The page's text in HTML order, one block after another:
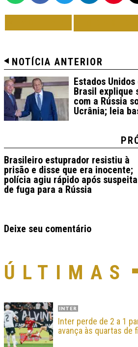
NOTÍCIA ANTERIOR
Estados
Brasil explique
com a Rússia
Ucrânia; leia
Brasileiro estuprador resistiu à
prisão e disse que era inocente;
polícia agiu rápido após suspeita
de fuga para a Rússia
Deixe seu comentário
ÚLTIMAS
INTER
Inter perde de 2 a 1
avança às quartas de